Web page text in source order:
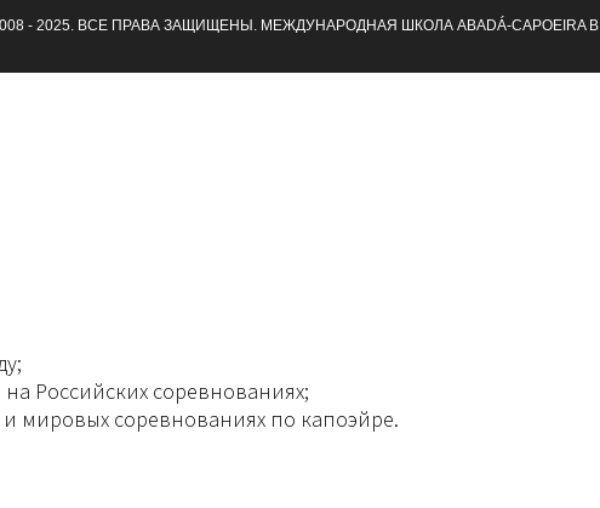
- 2025. ВСЕ ПРАВА ЗАЩИЩЕНЫ. МЕЖДУНАРОДНАЯ ШКОЛА ABADÁ-
Российских соревнованиях;
мировых соревнованиях по капоэйре.